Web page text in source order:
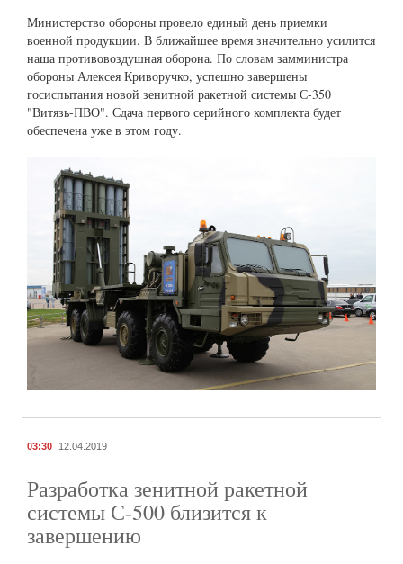
Министерство обороны провело единый день приемки
военной продукции. В ближайшее время значительно усилится
наша противовоздушная оборона. По словам замминистра
обороны Алексея Криворучко, успешно завершены
госиспытания новой зенитной ракетной системы С-350
"Витязь-ПВО". Сдача первого серийного комплекта будет
обеспечена уже в этом году.
03:30 12.04.2019
Разработка зенитной ракетной
системы С-500 близится к
завершению